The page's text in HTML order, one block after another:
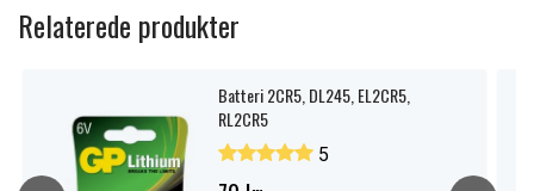
Relaterede produkter
Batteri 2CR5, DL245, EL2CR5,
RL2CR5
5